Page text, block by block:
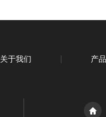
关于我们 产